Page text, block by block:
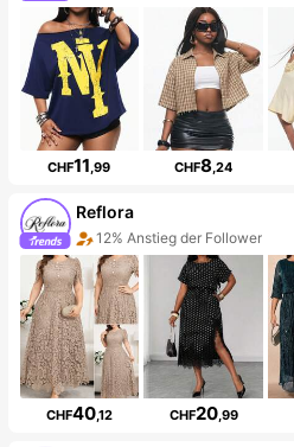
CHF11,99 CHF8,24
Reflora
12% Anstieg der Follower
CHF40,12 CHF20,99